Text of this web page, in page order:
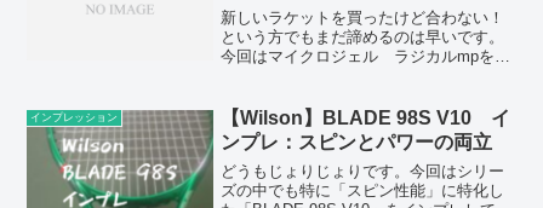
新しいラケットを買ったけど合わない！
という方でもまだ諦めるのは早いです。
今回はマイクロジェル ラジカルmpを改
インプレッション
【Wilson】BLADE 98S V10 イ
ンプレ：スピンとパワーの両立
どうもじょりじょりです。今回はシリー
ズの中でも特に「スピン性能」に特化し